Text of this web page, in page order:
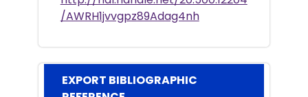
/AWRH1jvvgpz89Adag4nh
EXPORT BIBLIOGRAPHIC